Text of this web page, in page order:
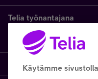
Johtoryhmä
Yleispalveluvelvoite
Vastuullisuus
Ilmasto ja kiertotalous
Digitaalinen osallisuus
Telia työnantajana
Töissä Telialla
Arvot ja kulttuurimme
Medialle
Uutishuone
Asiakastuki
Käytämme